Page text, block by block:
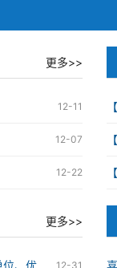
更多>>
12-11
12-07
12-22
更多>>
12-31